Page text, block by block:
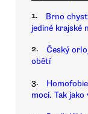
1.
Brno
jediné krajské
2.
Český
obětí
3.
moci. Tak jako